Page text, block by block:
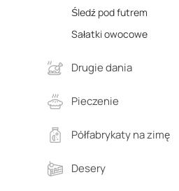
Śledź pod futrem
Sałatki owocowe
Drugie dania
Pieczenie
Półfabrykaty na zimę
Desery